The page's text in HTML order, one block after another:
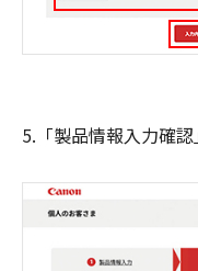
5.「製品情報入力確